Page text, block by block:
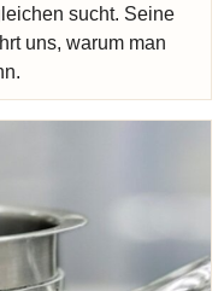
sucht. Seine
uns, warum man